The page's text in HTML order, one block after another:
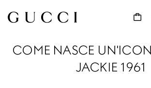
COME NASCE
JACKIE 1961